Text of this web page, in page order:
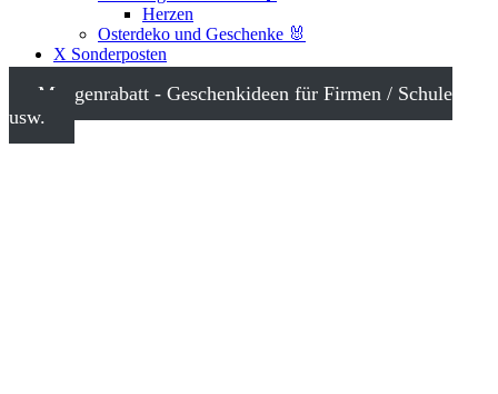
Herzen
Osterdeko und Geschenke 🐰
X Sonderposten
Mengenrabatt - Geschenkideen für Firmen / Schule
usw.